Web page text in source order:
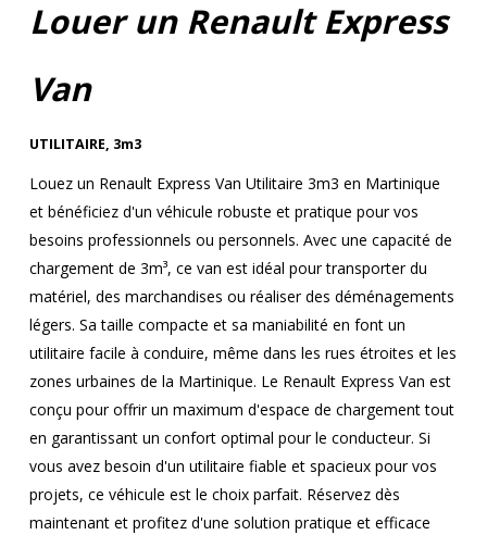
Louer un Renault Express
Van
UTILITAIRE, 3m3
Louez un Renault Express Van Utilitaire 3m3 en Martinique
et bénéficiez d'un véhicule robuste et pratique pour vos
besoins professionnels ou personnels. Avec une capacité de
chargement de 3m³, ce van est idéal pour transporter du
matériel, des marchandises ou réaliser des déménagements
légers. Sa taille compacte et sa maniabilité en font un
utilitaire facile à conduire, même dans les rues étroites et les
zones urbaines de la Martinique. Le Renault Express Van est
conçu pour offrir un maximum d'espace de chargement tout
en garantissant un confort optimal pour le conducteur. Si
vous avez besoin d'un utilitaire fiable et spacieux pour vos
projets, ce véhicule est le choix parfait. Réservez dès
maintenant et profitez d'une solution pratique et efficace